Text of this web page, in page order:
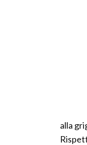
alla